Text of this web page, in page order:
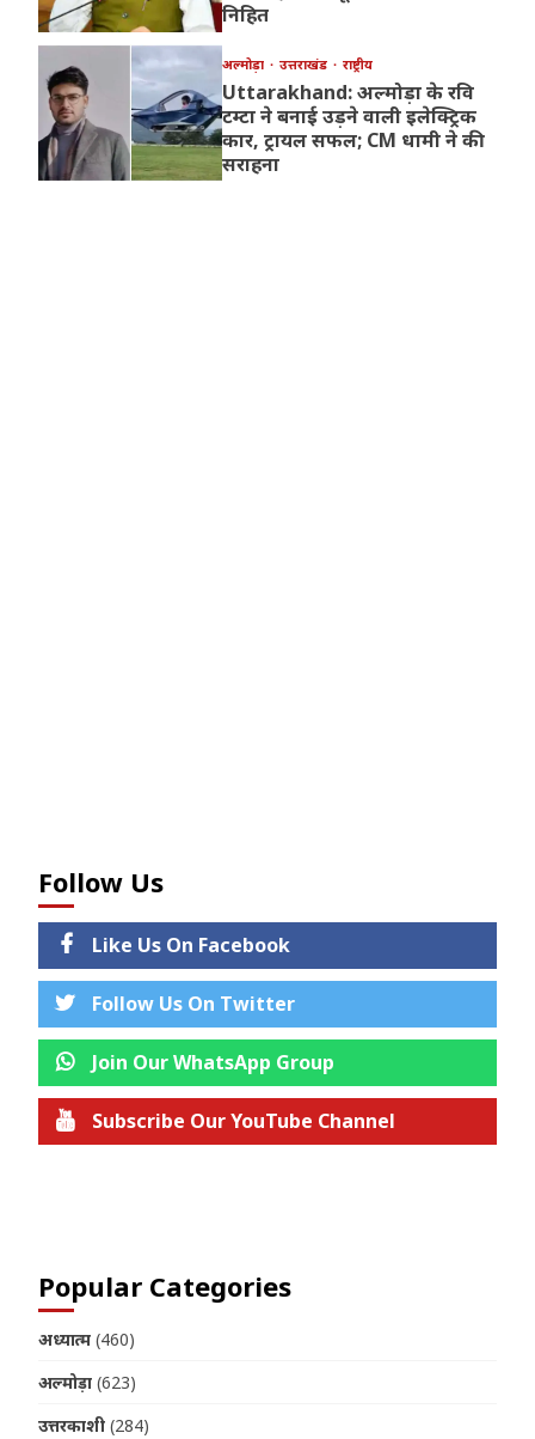
निहित
अल्मोड़ा उत्तराखंड राष्ट्रीय
Uttarakhand: अल्मोड़ा के रवि
टम्टा ने बनाई उड़ने वाली इलेक्ट्रिक
कार, ट्रायल सफल; CM धामी ने की
सराहना
Follow Us
Like Us On Facebook
Follow Us On Twitter
Join Our WhatsApp Group
Subscribe Our YouTube Channel
Popular Categories
अध्यात्म (460)
अल्मोड़ा (623)
उत्तरकाशी (284)